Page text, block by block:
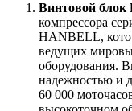
Винтовой
компрессора
HANBELL,
ведущих
оборудования.
надежностью и
60 000